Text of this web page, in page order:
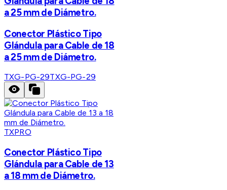
a 25 mm de Diámetro.
Conector Plástico Tipo
Glándula para Cable de 18
a 25 mm de Diámetro.
TXG-PG-29TXG-PG-29
TXPRO
Conector Plástico Tipo
Glándula para Cable de 13
a 18 mm de Diámetro.